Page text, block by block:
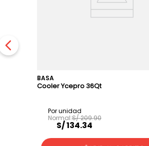
BASA
Cooler Ycepro 36Qt
S/209.90
S/134.34